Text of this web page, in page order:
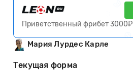
Приветственный фрибет 3000₽
Мария Лурдес Карле
Текущая форма